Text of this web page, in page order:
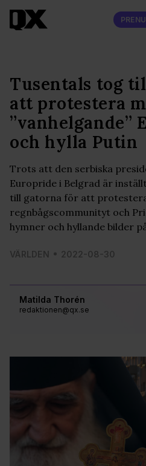
Matilda Thorén
redaktionen@qx.se
Tusentals tog
att protestera
”vanhelgande”
och hylla Putin
Trots att den serbiska
Europride i Belgrad är
till gatorna för att
regnbågscommunityt och
hymner och hyllande bilder
VÄRLDEN 2022-08-30